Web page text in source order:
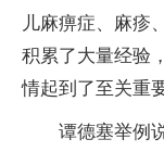
儿麻痹症、麻疹
积累了大量经验
情起到了至关重
谭德塞举例